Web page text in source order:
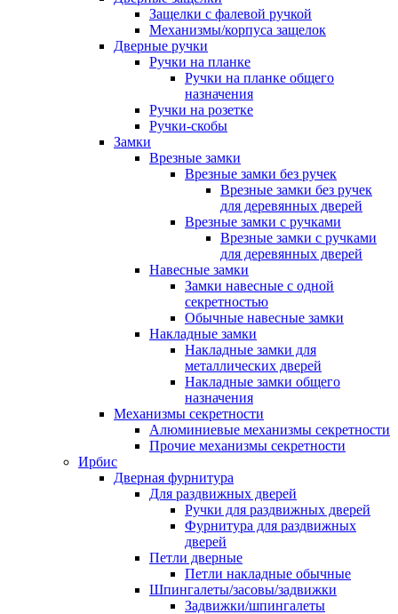
Защелки с фалевой ручкой
Механизмы/корпуса защелок
Дверные ручки
Ручки на планке
Ручки на планке общего
назначения
Ручки на розетке
Ручки-скобы
Замки
Врезные замки
Врезные замки без ручек
Врезные замки без ручек
для деревянных дверей
Врезные замки с ручками
Врезные замки с ручками
для деревянных дверей
Навесные замки
Замки навесные с одной
секретностью
Обычные навесные замки
Накладные замки
Накладные замки для
металлических дверей
Накладные замки общего
назначения
Механизмы секретности
Алюминиевые механизмы секретности
Прочие механизмы секретности
Ирбис
Дверная фурнитура
Для раздвижных дверей
Ручки для раздвижных дверей
Фурнитура для раздвижных
дверей
Петли дверные
Петли накладные обычные
Шпингалеты/засовы/задвижки
Задвижки/шпингалеты